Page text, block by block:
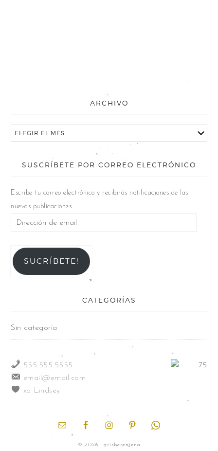
ARCHIVO
SUSCRÍBETE POR CORREO ELECTRÓNICO
Escribe tu correo electrónico y recibirás notificaciones de las
nuevas publicaciones.
SUCRÍBETE!
CATEGORÍAS
Sin categoría
555.555.5555
email@email.com
xo Lindsey
© 2026 · grisberenjena